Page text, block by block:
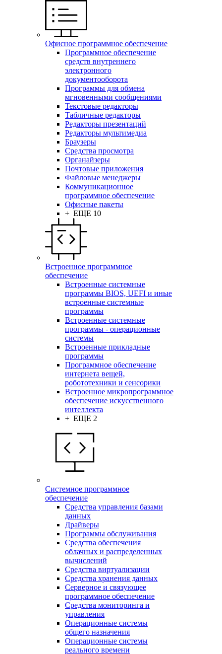
Офисное программное обеспечение
Программное обеспечение
средств внутреннего
электронного
документооборота
Программы для обмена
мгновенными сообщениями
Текстовые редакторы
Табличные редакторы
Редакторы презентаций
Редакторы мультимедиа
Браузеры
Средства просмотра
Органайзеры
Почтовые приложения
Файловые менеджеры
Коммуникационное
программное обеспечение
Офисные пакеты
+ ЕЩЕ 10
Встроенное программное
обеспечение
Встроенные системные
программы BIOS, UEFI и иные
встроенные системные
программы
Встроенные системные
программы - операционные
системы
Встроенные прикладные
программы
Программное обеспечение
интернета вещей,
робототехники и сенсорики
Встроенное микропрограммное
обеспечение искусственного
интеллекта
+ ЕЩЕ 2
Системное программное
обеспечение
Средства управления базами
данных
Драйверы
Программы обслуживания
Средства обеспечения
облачных и распределенных
вычислений
Средства виртуализации
Средства хранения данных
Серверное и связующее
программное обеспечение
Средства мониторинга и
управления
Операционные системы
общего назначения
Операционные системы
реального времени